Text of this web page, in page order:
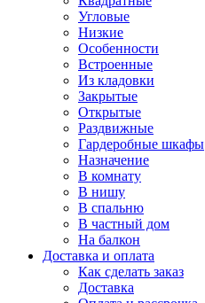
Угловые
Низкие
Особенности
Встроенные
Из кладовки
Закрытые
Открытые
Раздвижные
Гардеробные шкафы
Назначение
В комнату
В нишу
В спальню
В частный дом
На балкон
Доставка и оплата
Как сделать заказ
Доставка